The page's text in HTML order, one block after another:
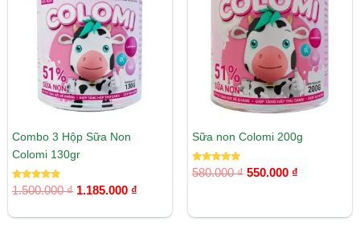
Combo 3 Hộp Sữa Non
Colomi 130gr
Được xếp
hạng
1.500.000₫
1.500.000 ₫.
1.185.000 ₫
là:
1.185.000 ₫.
Sữa non Colomi 200g
Được xếp
hạng
580.000₫
580.000 ₫.
550.000 ₫
là:
550.000 ₫.